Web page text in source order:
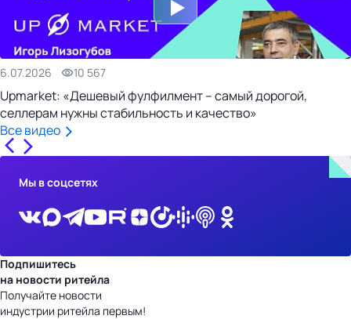
6.07.2026 10 567
Upmarket: «Дешевый фулфилмент – самый дорогой,
селлерам нужны стабильность и качество»
Все видео
Мы в соцсетях
Подпишитесь
на новости ритейла
Получайте новости
индустрии ритейла первым!